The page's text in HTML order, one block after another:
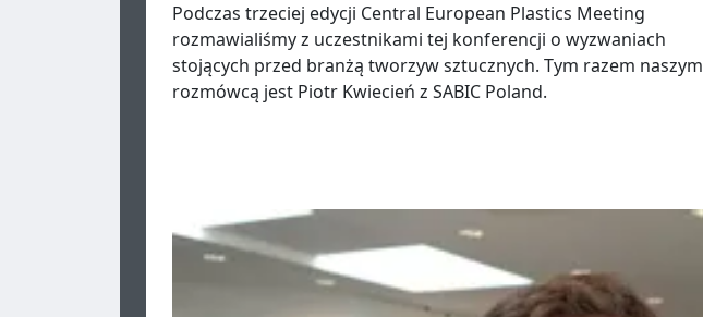
Podczas trzeciej edycji Central European Plastics Meeting
rozmawialiśmy z uczestnikami tej konferencji o wyzwaniach
stojących przed branżą tworzyw sztucznych. Tym razem naszym
rozmówcą jest Piotr Kwiecień z SABIC Poland.